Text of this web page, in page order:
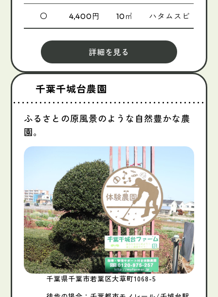
〇 4,400円 10㎡ ハタムスビ
詳細を見る
千葉千城台農園
ふるさとの原風景のような自然豊かな農
園。
千葉県千葉市若葉区大草町1068-5